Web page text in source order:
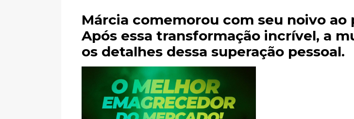
Márcia comemorou com seu noivo ao
Após essa transformação incrível, a
os detalhes dessa superação pessoal.